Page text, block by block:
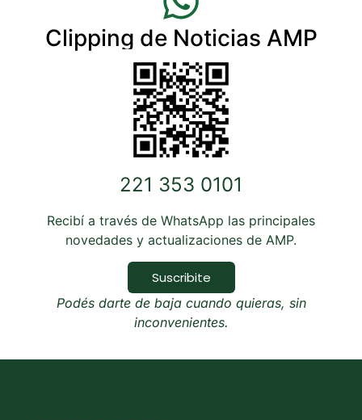
Clipping de Noticias AMP
221 353 0101
Recibí a través de WhatsApp las principales
novedades y actualizaciones de AMP.
Suscribite
Podés darte de baja cuando quieras, sin
inconvenientes.